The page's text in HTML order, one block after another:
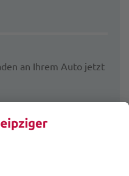
an Ihrem Auto jetzt